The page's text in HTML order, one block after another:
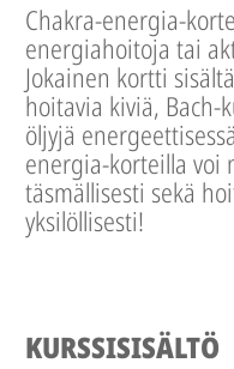
Chakra-energia-
energiahoitoja tai
Jokainen kortti
hoitavia kiviä,
öljyjä
energia-korteilla voi
täsmällisesti sekä
yksilöllisesti!
KURSSISISÄLTÖ